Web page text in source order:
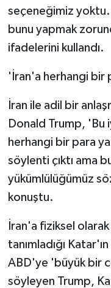
seçeneğimiz yoktu.
bunu yapmak
ifadelerini kullandı.
'İran'a herhangi bir
İran ile adil bir
Donald Trump, 'Bu
herhangi bir para
söylenti çıktı ama
yükümlülüğümüz
konuştu.
İran'a fiziksel
tanımladığı
ABD'ye 'büyük bir
söyleyen Trump,